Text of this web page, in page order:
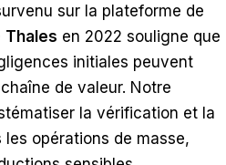
sur la plateforme de
Thales en 2022 souligne que
initiales peuvent
de valeur. Notre
la vérification et la
opérations de masse,